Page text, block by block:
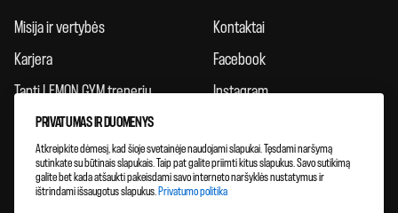
Misija ir vertybės
Karjera
Tapti LEMON GYM treneriu
Taisyklės
Atsiliepimai
Klubų plėtra
Kontaktai
Facebook
Instagram
PRIVATUMAS IR DUOMENYS
Atkreipkite dėmesį, kad šioje svetainėje naudojami slapukai. Tęsdami naršymą
sutinkate su būtinais slapukais. Taip pat galite priimti kitus slapukus. Savo sutikimą
galite bet kada atšaukti pakeisdami savo interneto naršyklės nustatymus ir
ištrindami išsaugotus slapukus. Privatumo politika